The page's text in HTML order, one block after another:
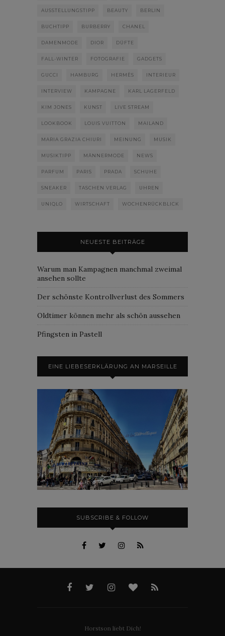
AUSSTELLUNGSTIPP BEAUTY BERLIN
BUCHTIPP BURBERRY CHANEL
DAMENMODE DIOR DÜFTE
FALL-WINTER FOTOGRAFIE GADGETS
GUCCI HAMBURG HERMÈS INTERIEUR
INTERVIEW KAMPAGNE KARL LAGERFELD
KIM JONES KUNST LIVE STREAM
LOOKBOOK LOUIS VUITTON MAILAND
MARIA GRAZIA CHIURI MEINUNG MUSIK
MUSIKTIPP MÄNNERMODE NEWS
PARFUM PARIS PRADA SCHUHE
SNEAKER TASCHEN VERLAG UHREN
UNIQLO WIRTSCHAFT WOCHENRÜCKBLICK
NEUESTE BEITRÄGE
Warum man Kampagnen manchmal zweimal
ansehen sollte
Der schönste Kontrollverlust des Sommers
Oldtimer können mehr als schön aussehen
Pfingsten in Pastell
EINE LIEBESERKLÄRUNG AN MARSEILLE
SUBSCRIBE & FOLLOW
Horstson liebt Dich!